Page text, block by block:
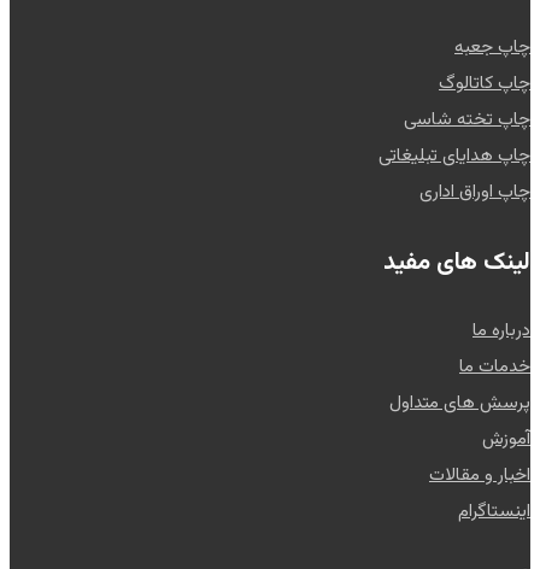
چاپ جعبه
چاپ کاتالوگ
چاپ تخته شاسی
چاپ هدایای تبلیغاتی
چاپ اوراق اداری
لینک های مفید
درباره ما
خدمات ما
پرسش های متداول
آموزش
اخبار و مقالات
اینستاگرام